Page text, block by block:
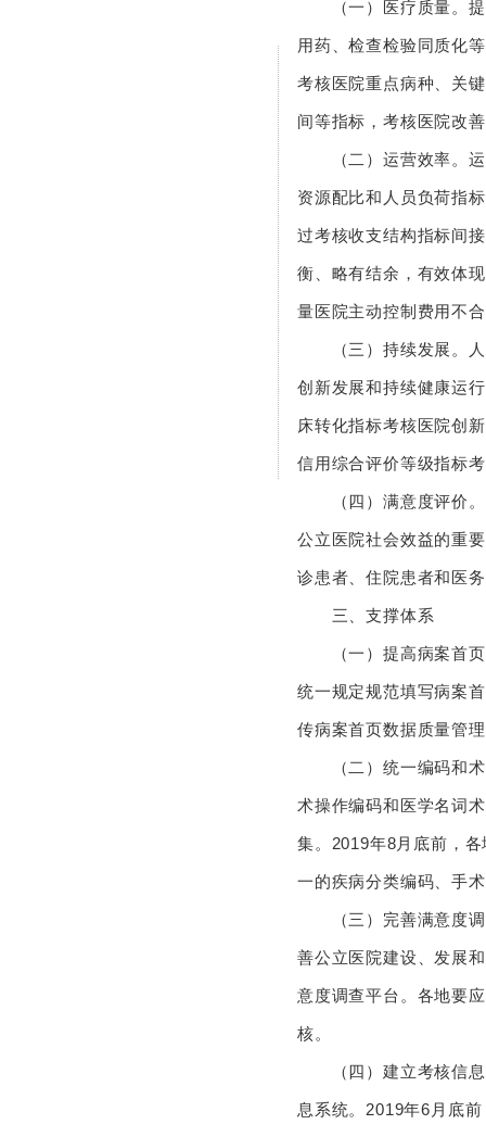
（一）医疗质量。提
用药、检查检验同质化
考核医院重点病种、关
间等指标，考核医院改
（二）运营效率。运
资源配比和人员负荷指
过考核收支结构指标间
衡、略有结余，有效体
量医院主动控制费用不
（三）持续发展。人
创新发展和持续健康运
床转化指标考核医院创
信用综合评价等级指标
（四）满意度评价。
公立医院社会效益的重
诊患者、住院患者和医
三、支撑体系
（一）提高病案首页
统一规定规范填写病案
传病案首页数据质量管
（二）统一编码和术
术操作编码和医学名词
集。2019年8月底前，
一的疾病分类编码、手
（三）完善满意度调
善公立医院建设、发展
意度调查平台。各地要
核。
（四）建立考核信息
息系统。2019年6月底